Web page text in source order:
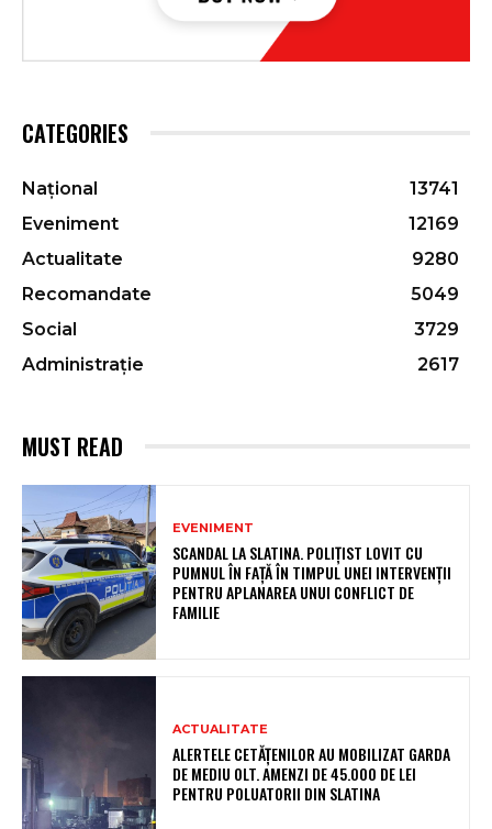
CATEGORIES
Național
13741
Eveniment
12169
Actualitate
9280
Recomandate
5049
Social
3729
Administrație
2617
MUST READ
EVENIMENT
SCANDAL LA SLATINA. POLIȚIST LOVIT CU
PUMNUL ÎN FAȚĂ ÎN TIMPUL UNEI INTERVENȚII
PENTRU APLANAREA UNUI CONFLICT DE
FAMILIE
ACTUALITATE
ALERTELE CETĂȚENILOR AU MOBILIZAT GARDA
DE MEDIU OLT. AMENZI DE 45.000 DE LEI
PENTRU POLUATORII DIN SLATINA